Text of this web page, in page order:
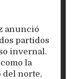
anunció
partidos
invernal.
la
del norte,